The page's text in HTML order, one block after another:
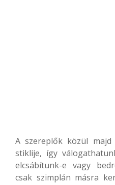
A szereplők közül majd
stiklije, így
elcsábítunk-e vagy
csak szimplán másra